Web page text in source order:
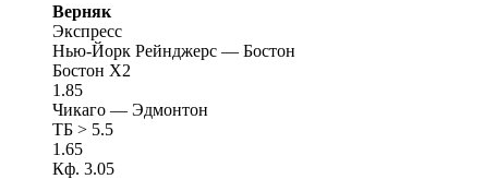
Верняк
Экспресс
Нью-Йорк Рейнджерс — Бостон
Бостон X2
1.85
Чикаго — Эдмонтон
ТБ > 5.5
1.65
Кф. 3.05